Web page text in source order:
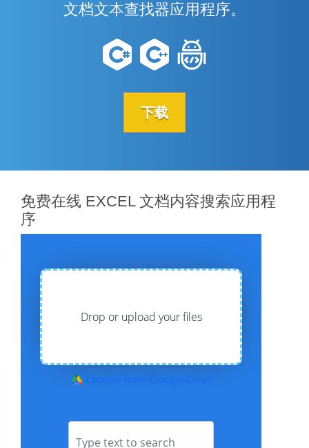
文档文本查找器应用程序。
下载
免费在线 EXCEL 文档内容搜索应用程
序